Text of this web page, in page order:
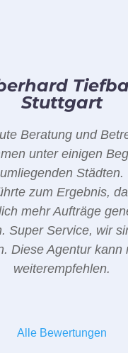
Stuttgart
Beratung und
unter einigen
umliegenden Städten.
zum Ergebnis,
mehr Aufträge
Super Service, wir
Diese Agentur kann
weiterempfehlen.
Alle Bewertungen